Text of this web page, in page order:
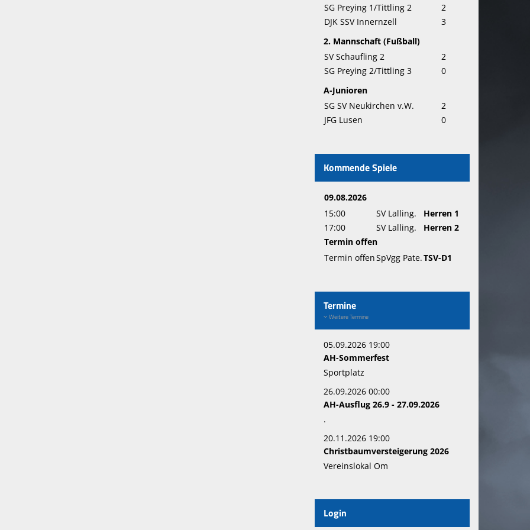
SG Preying 1/Tittling 2
2
DJK SSV Innernzell
3
2. Mannschaft (Fußball)
SV Schaufling 2
2
SG Preying 2/Tittling 3
0
A-Junioren
SG SV Neukirchen v.W.
2
JFG Lusen
0
Kommende Spiele
09.08.2026
15:00
SV Lalling.
Herren 1
17:00
SV Lalling.
Herren 2
Termin offen
Termin offenSpVgg Pate.TSV-D1
Termine
Weitere Termine
05.09.2026 19:00
AH-Sommerfest
Sportplatz
26.09.2026 00:00
AH-Ausflug 26.9 - 27.09.2026
.
20.11.2026 19:00
Christbaumversteigerung 2026
Vereinslokal Om
Login